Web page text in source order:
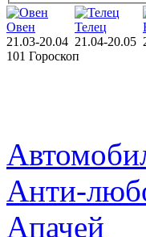
Овен
21.03-20.04
Телец
21.04-20.05
101 Гороскоп
Анти-
Апачей